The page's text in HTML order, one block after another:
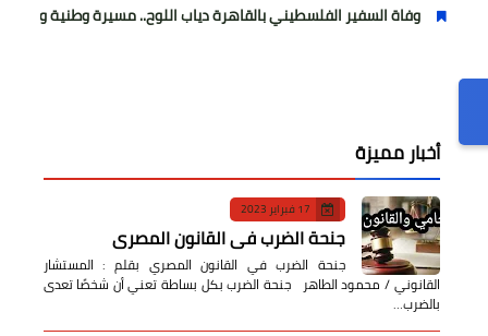
السفير الفلسطيني بالقاهرة دياب اللوح.. مسيرة وطنية ودبلوماسية حافلة
أخبار مميزة
17 فبراير 2023
جنحة الضرب في القانون المصري
جنحة الضرب في القانون المصري بقلم : المستشار
القانوني / محمود الطاهر جنحة الضرب بكل بساطة تعني أن شخصًا تعدى
بالضرب…